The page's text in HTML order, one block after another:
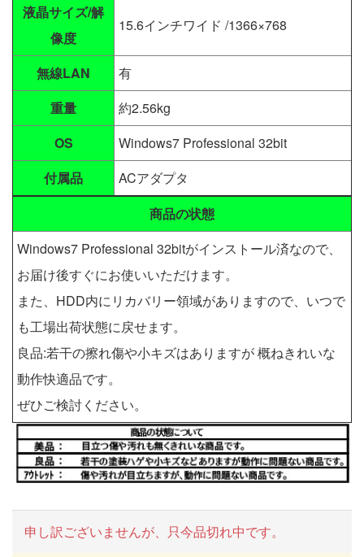
液晶サイズ/解
像度
15.6インチワイド /1366×768
無線LAN
有
重量
約2.56kg
OS
Windows7 Professional 32bit
付属品
ACアダプタ
商品の状態
Windows7 Professional 32bitがインストール済なので、
お届け後すぐにお使いいただけます。
また、HDD内にリカバリー領域がありますので、いつで
も工場出荷状態に戻せます。
良品:若干の擦れ傷や小キズはありますが 概ねきれいな
動作快適品です。
ぜひご検討ください。
申し訳ございませんが、只今品切れ中です。